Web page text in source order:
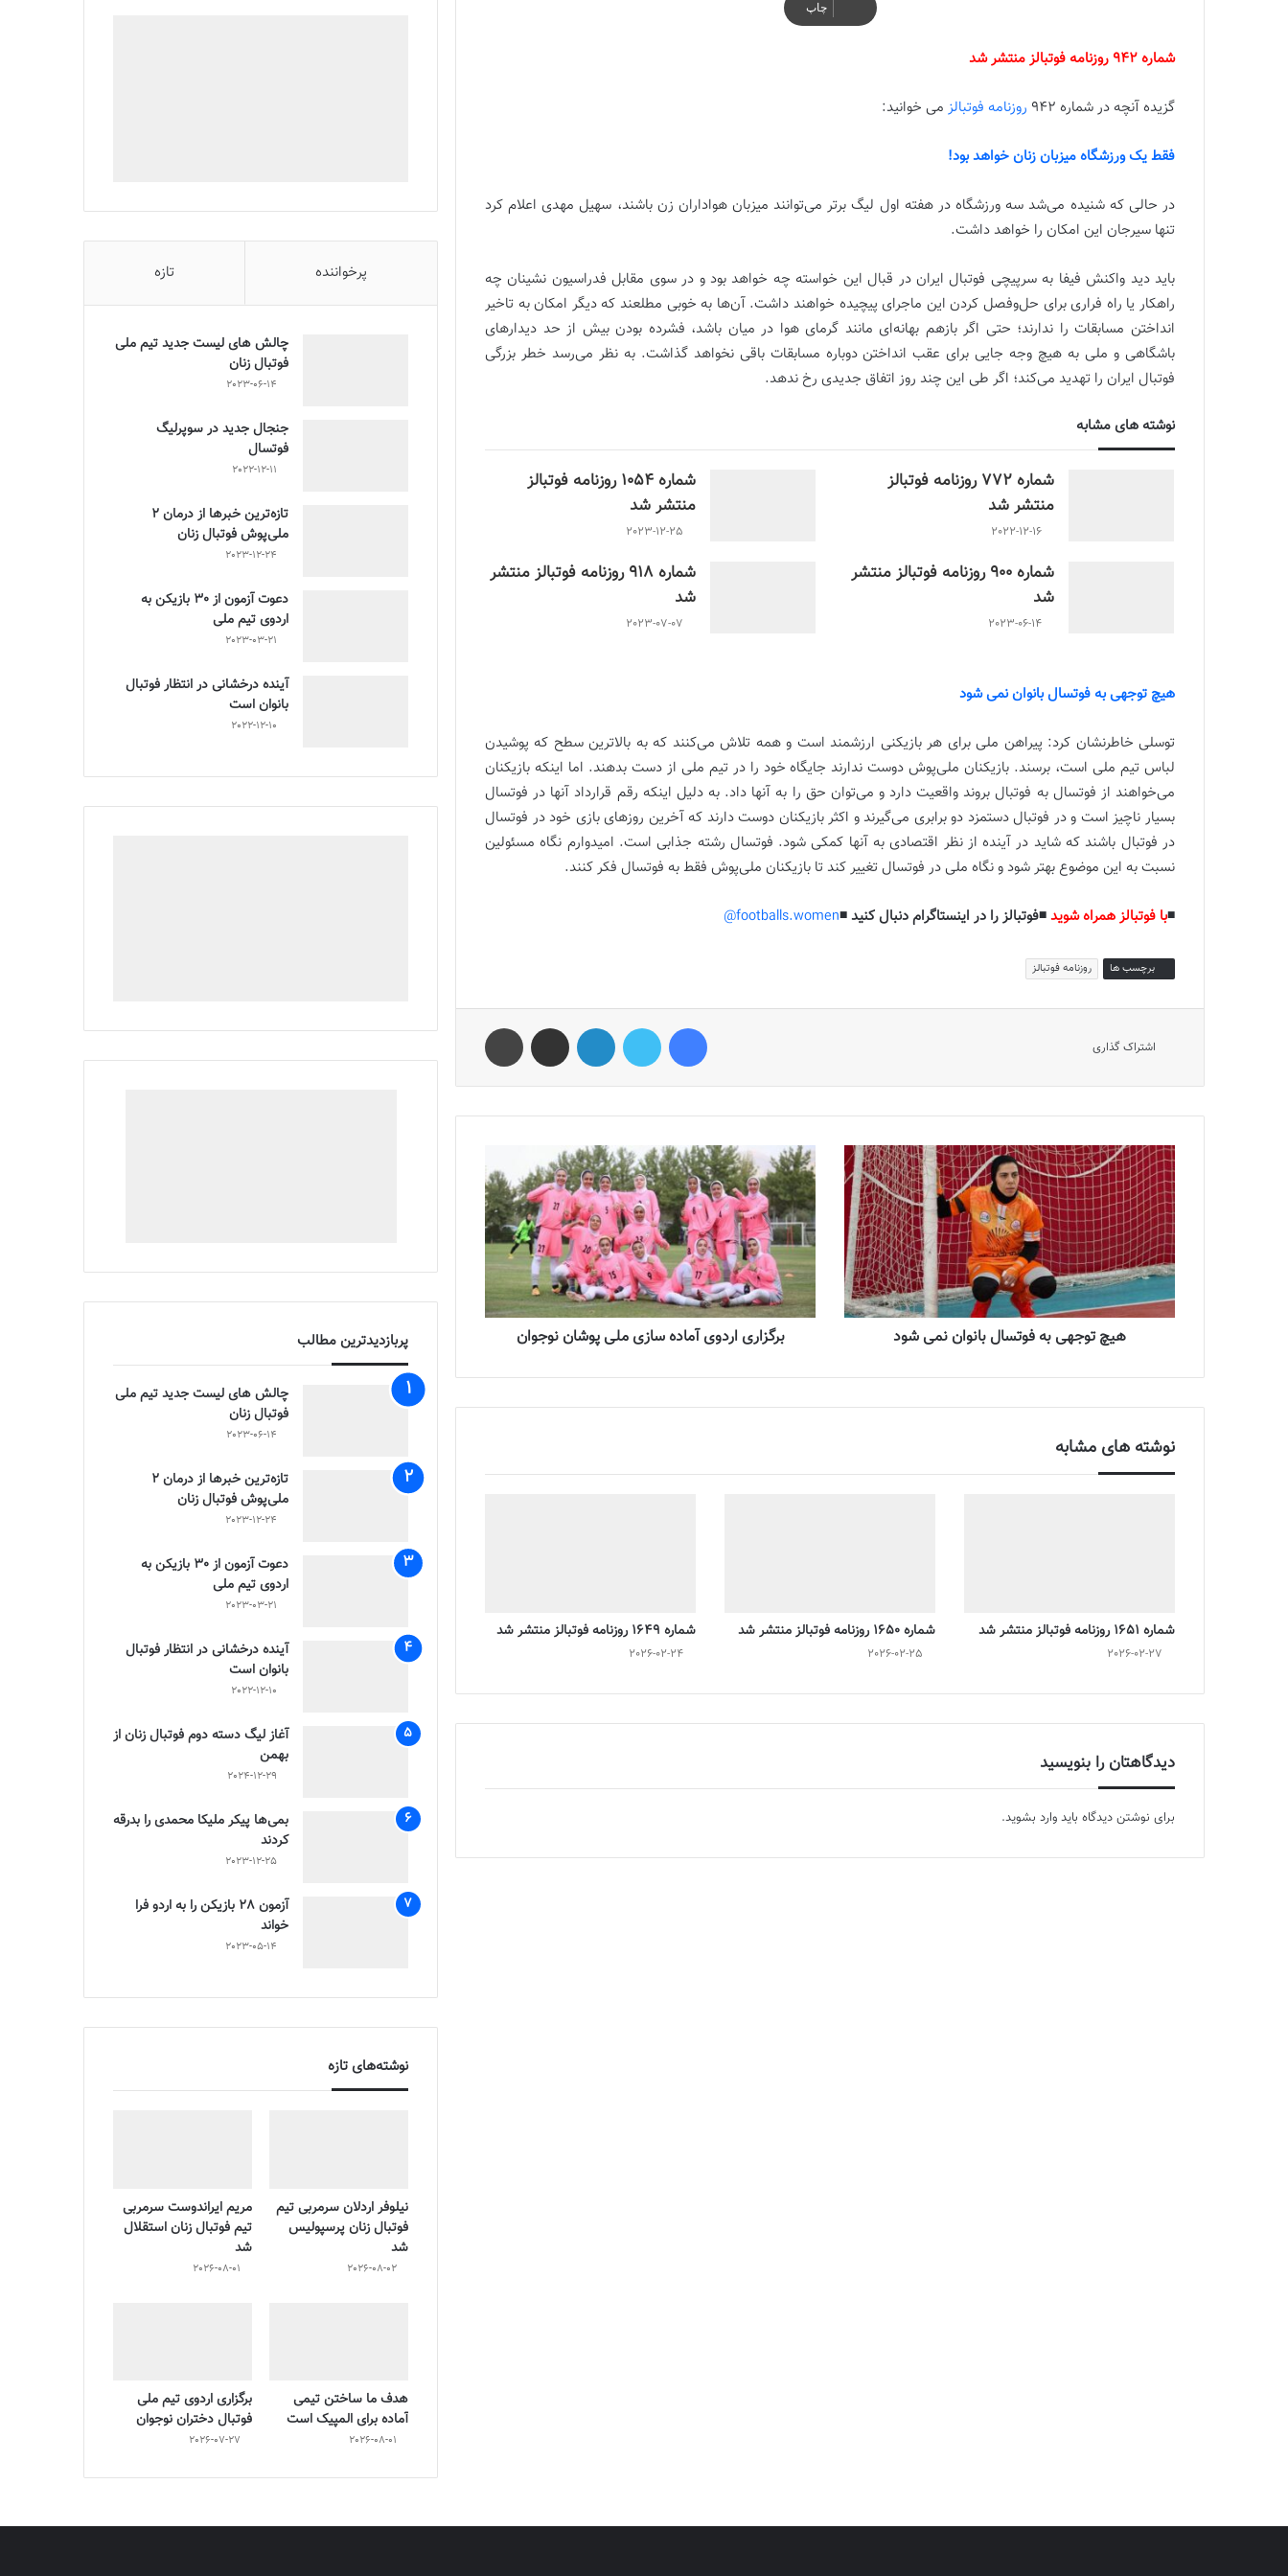
چاپ
شماره 942 روزنامه فوتبالز منتشر شد
گزیده آنچه در شماره 942 روزنامه فوتبالز می خوانید:
فقط یک ورزشگاه میزبان زنان خواهد بود!
در حالی که شنیده می‌شد سه ورزشگاه در هفته اول لیگ برتر می‌توانند میزبان هواداران زن باشند، سهیل مهدی اعلام کرد
تنها سیرجان این امکان را خواهد داشت.
باید دید واکنش فیفا به سرپیچی فوتبال ایران در قبال این خواسته چه خواهد بود و در سوی مقابل فدراسیون‌ نشینان چه
راهکار یا راه فراری برای حل‌وفصل کردن این ماجرای پیچیده خواهند داشت. آن‌ها به خوبی مطلعند که دیگر امکان به تاخیر
انداختن مسابقات را ندارند؛ حتی اگر بازهم بهانه‌ای مانند گرمای هوا در میان باشد، فشرده بودن بیش از حد دیدارهای
باشگاهی و ملی به هیچ وجه جایی برای عقب انداختن دوباره مسابقات باقی نخواهد گذاشت. به نظر می‌رسد خطر بزرگی
فوتبال ایران را تهدید می‌کند؛ اگر طی این چند روز اتفاق جدیدی رخ ندهد.
نوشته های مشابه
شماره 772 روزنامه فوتبالز
منتشر شد
2022-12-16
شماره 1054 روزنامه فوتبالز
منتشر شد
2023-12-25
شماره 900 روزنامه فوتبالز منتشر
شد
2023-06-14
شماره 918 روزنامه فوتبالز منتشر
شد
2023-07-07
هیچ توجهی به فوتسال بانوان نمی شود
توسلی خاطرنشان کرد: پیراهن ملی برای هر بازیکنی ارزشمند است و همه تلاش می‌کنند که به بالاترین سطح که پوشیدن
لباس تیم ملی است، برسند. بازیکنان ملی‌پوش دوست ندارند جایگاه‌ خود را در تیم ملی از دست بدهند. اما اینکه بازیکنان
می‌خواهند از فوتسال به فوتبال بروند واقعیت دارد و می‌توان حق را به آنها داد. به دلیل اینکه رقم قرارداد آنها در فوتسال
بسیار ناچیز است و در فوتبال دستمزد دو برابری می‌گیرند و اکثر بازیکنان دوست دارند که آخرین روزهای بازی خود در فوتسال
در فوتبال باشند که شاید در آینده از نظر اقتصادی به آنها کمکی شود. فوتسال رشته جذابی است. امیدوارم نگاه مسئولین
نسبت به این موضوع بهتر شود و نگاه ملی در فوتسال تغییر کند تا بازیکنان ملی‌پوش فقط به فوتسال فکر کنند.
◾️با فوتبالز همراه شوید◾️فوتبالز را در اینستاگرام دنبال کنید ◾️footballs.women@
برچسب ها روزنامه فوتبالز
اشتراک گذاری
هیچ توجهی به فوتسال بانوان نمی شود برگزاری اردوی آماده سازی ملی پوشان نوجوان
نوشته های مشابه
شماره 1651 روزنامه فوتبالز منتشر شد
2026-02-27
شماره 1650 روزنامه فوتبالز منتشر شد
2026-02-25
شماره 1649 روزنامه فوتبالز منتشر شد
2026-02-24
دیدگاهتان را بنویسید
برای نوشتن دیدگاه باید وارد بشوید.
پرخواننده تازه
چالش هاى ليست جدید تيم ملى
فوتبال زنان
2023-06-14
جنجال جدید در سوپرلیگ
فوتسال
2022-12-11
تازه‌ترین خبرها از درمان ۲
ملی‌پوش فوتبال زنان
2023-12-24
دعوت آزمون از 30 بازیکن به
اردوی تیم ملی
2023-03-21
آینده درخشانی در انتظار فوتبال
بانوان است
2022-12-10
پربازدیدترین مطالب
چالش هاى ليست جدید تيم ملى
فوتبال زنان
2023-06-14
تازه‌ترین خبرها از درمان ۲
ملی‌پوش فوتبال زنان
2023-12-24
دعوت آزمون از 30 بازیکن به
اردوی تیم ملی
2023-03-21
آینده درخشانی در انتظار فوتبال
بانوان است
2022-12-10
آغاز لیگ دسته دوم فوتبال زنان از
بهمن
2024-12-29
بمی‌ها پیکر ملیکا محمدی را بدرقه
کردند
2023-12-25
آزمون 28 بازیکن را به اردو فرا
خواند
2023-05-14
نوشته‌های تازه
نیلوفر اردلان سرمربی تیم
فوتبال زنان پرسپولیس
شد
2026-08-02
مریم ایراندوست سرمربی
تیم فوتبال زنان استقلال
شد
2026-08-01
هدف ما ساختن تیمی
آماده برای المپیک است
2026-08-01
برگزاری اردوی تیم ملی
فوتبال دختران نوجوان
2026-07-27